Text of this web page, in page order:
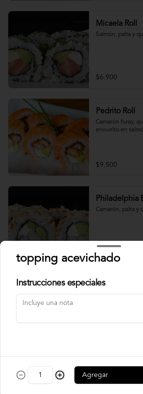
Micaela Roll
Salmón, palta y
$6.900
Pedrito Roll
Camarón furay,
envuelto en
$9.500
Philadelphia
Camarón, palta y
$7.500
Philadelphia
Rainbow Roll
Camarón, queso
topping acevichado
Instrucciones especiales
Agregar